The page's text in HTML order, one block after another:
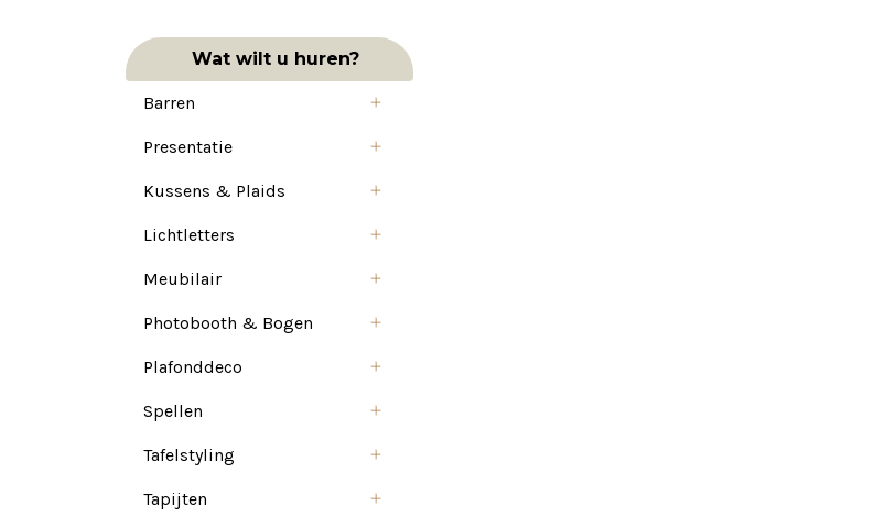
Wat wilt u huren?
Barren
Presentatie
Kussens & Plaids
Lichtletters
Meubilair
Photobooth & Bogen
Plafonddeco
Spellen
Tafelstyling
Tapijten